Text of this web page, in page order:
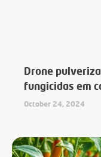
Drone
fungicidas em
October 24, 2024